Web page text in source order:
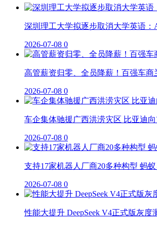
深圳理工大学拟逐步取消大学英语
2026-07-08 0
高管薪资归零、全员降薪！百强车
2026-07-08 0
车企集体驰援广西洪涝灾区 比亚迪
2026-07-08 0
支持17家机器人厂商20多种构型 蚂
2026-07-08 0
性能大提升 DeepSeek V4正式版灰度